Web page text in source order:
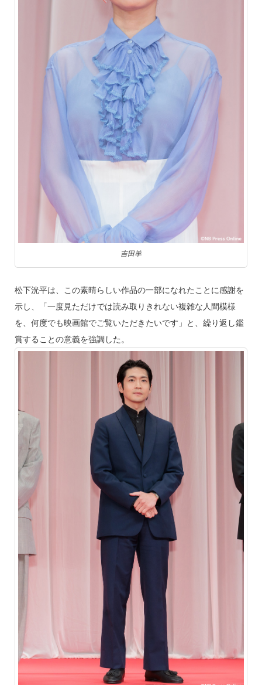
吉田羊
松下洸平は、この素晴らしい作品の一部になれたことに感謝を
示し、「一度見ただけでは読み取りきれない複雑な人間模様
を、何度でも映画館でご覧いただきたいです」と、繰り返し鑑
賞することの意義を強調した。